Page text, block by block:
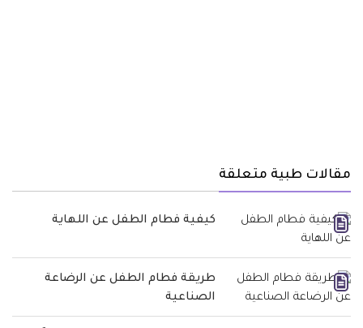
مقالات طبية متعلقة
كيفية فطام الطفل عن اللهاية
طريقة فطام الطفل عن الرضاعة
الصناعية